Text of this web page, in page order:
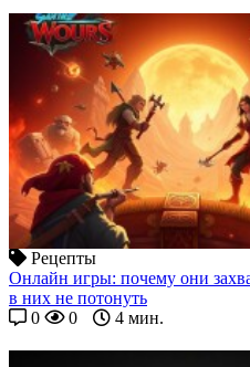
Рецепты
Онлайн игры: почему они
в них не потонуть
0
0 4 мин.